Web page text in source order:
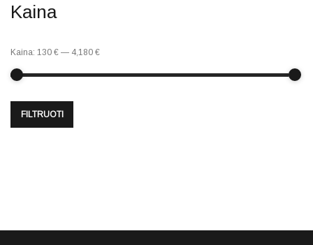
Kaina
FILTRUOTI
Kaina: 130 € — 4,180 €